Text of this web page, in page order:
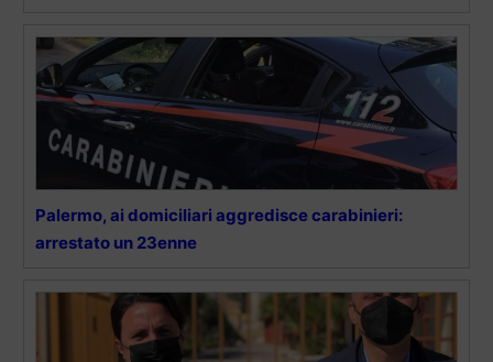
Palermo, ai domiciliari aggredisce carabinieri:
arrestato un 23enne